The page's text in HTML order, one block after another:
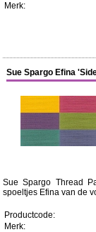
Merk:
Sue Spargo Efina
Sue Spargo Thread
spoeltjes Efina van de
Productcode:
Merk: